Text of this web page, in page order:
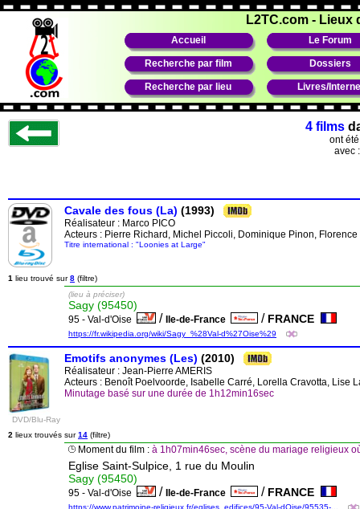
L2TC.com - Lieux
Accueil Le Forum
Recherche par film Dossiers
Recherche par lieu Livres/
4 films
ont
avec
Cavale des fous (La) (1993)
Réalisateur : Marco PICO
Acteurs : Pierre Richard, Michel Piccoli, Dominique Pinon,
Titre international : "Loonies at Large"
1 lieu trouvé sur8 (filtre)
(lieu à préciser)
Sagy (95450)
95 - Val-d'Oise / Ile-de-France / FRANCE
https://fr.wikipedia.org/wiki/Sagy_%28Val-d%27Oise%29
DVD/Blu-Ray
Emotifs anonymes (Les) (2010)
Réalisateur : Jean-Pierre AMERIS
Acteurs : Benoît Poelvoorde, Isabelle Carré, Lorella Cravotta, Lise
Minutage basé sur une durée de 1h12min16sec
2 lieux trouvés sur14 (filtre)
Moment du film : à 1h07min46sec, scène du mariage religieux
Eglise Saint-Sulpice, 1 rue du Moulin
Sagy (95450)
95 - Val-d'Oise / Ile-de-France / FRANCE
https://www.patrimoine-religieux.fr/eglises_edifices/95-Val-dOise/95535-...